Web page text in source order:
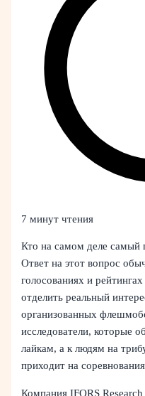
7 минут чтения
Кто на самом деле самый
Ответ на этот вопрос
голосованиях и
отделить реальный
организованных
исследователи, которые
лайкам, а к людям на
приходит на
Компания IFORS